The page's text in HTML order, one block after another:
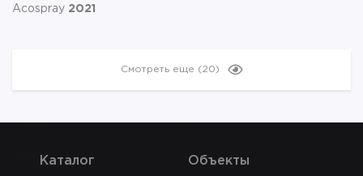
Acospray 2021
Смотреть еще (20)
Каталог Объекты